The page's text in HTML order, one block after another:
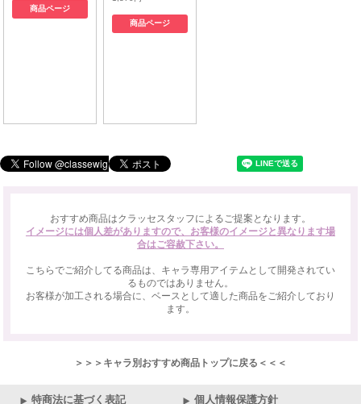
商品ページ
商品ページ
おすすめ商品はクラッセスタッフによるご提案となります。
イメージには個人差がありますので、お客様のイメージと異なります場
合はご容赦下さい。
こちらでご紹介してる商品は、キャラ専用アイテムとして開発されてい
るものではありません。
お客様が加工される場合に、ベースとして適した商品をご紹介しており
ます。
＞＞＞キャラ別おすすめ商品トップに戻る＜＜＜
特商法に基づく表記 個人情報保護方針